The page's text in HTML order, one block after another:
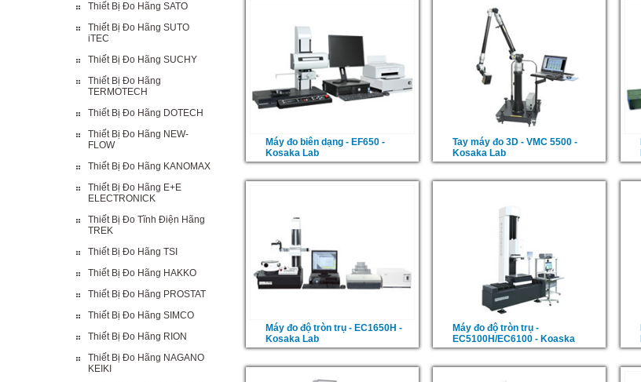
Thiết Bị Đo Hãng SATO
Thiết Bị Đo Hãng SUTO
iTEC
Thiết Bị Đo Hãng SUCHY
Thiết Bị Đo Hãng
TERMOTECH
Thiết Bị Đo Hãng DOTECH
Thiết Bị Đo Hãng NEW-
FLOW
Thiết Bị Đo Hãng KANOMAX
Thiết Bị Đo Hãng E+E
ELECTRONICK
Thiết Bị Đo Tĩnh Điện Hãng
TREK
Thiết Bị Đo Hãng TSI
Thiết Bị Đo Hãng HAKKO
Thiết Bị Đo Hãng PROSTAT
Thiết Bị Đo Hãng SIMCO
Thiết Bị Đo Hãng RION
Thiết Bị Đo Hãng NAGANO
KEIKI
Máy đo biên dạng - EF650 -
Kosaka Lab
Tay máy đo 3D - VMC 5500 -
Kosaka Lab
Máy đo độ tròn trụ - EC1650H -
Kosaka Lab
Máy đo độ tròn trụ -
EC5100H/EC6100 - Koaska